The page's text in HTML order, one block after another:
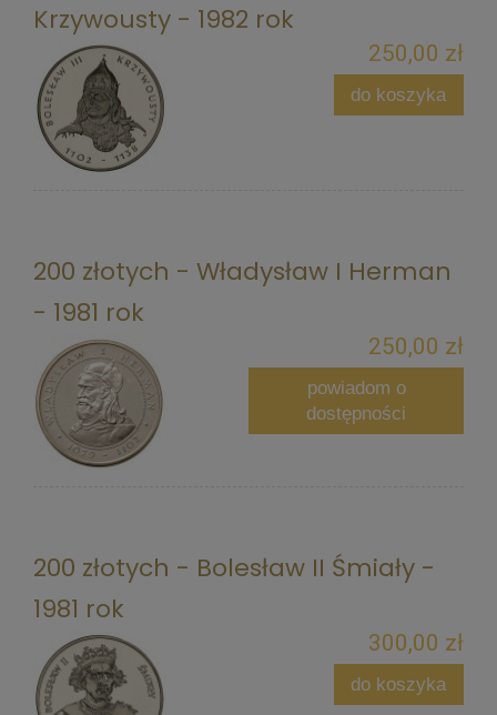
Krzywousty - 1982 rok
250,00 zł
do koszyka
200 złotych - Władysław I Herman
- 1981 rok
250,00 zł
powiadom o
dostępności
200 złotych - Bolesław II Śmiały -
1981 rok
300,00 zł
do koszyka